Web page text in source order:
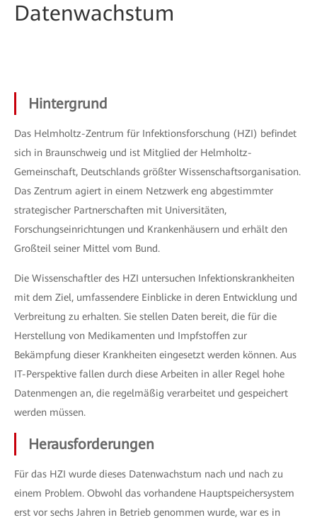
Datenwachstum
Hintergrund
Das Helmholtz-Zentrum für Infektionsforschung (HZI) befindet
sich in Braunschweig und ist Mitglied der Helmholtz-
Gemeinschaft, Deutschlands größter Wissenschaftsorganisation.
Das Zentrum agiert in einem Netzwerk eng abgestimmter
strategischer Partnerschaften mit Universitäten,
Forschungseinrichtungen und Krankenhäusern und erhält den
Großteil seiner Mittel vom Bund.
Die Wissenschaftler des HZI untersuchen Infektionskrankheiten
mit dem Ziel, umfassendere Einblicke in deren Entwicklung und
Verbreitung zu erhalten. Sie stellen Daten bereit, die für die
Herstellung von Medikamenten und Impfstoffen zur
Bekämpfung dieser Krankheiten eingesetzt werden können. Aus
IT-Perspektive fallen durch diese Arbeiten in aller Regel hohe
Datenmengen an, die regelmäßig verarbeitet und gespeichert
werden müssen.
Herausforderungen
Für das HZI wurde dieses Datenwachstum nach und nach zu
einem Problem. Obwohl das vorhandene Hauptspeichersystem
erst vor sechs Jahren in Betrieb genommen wurde, war es in